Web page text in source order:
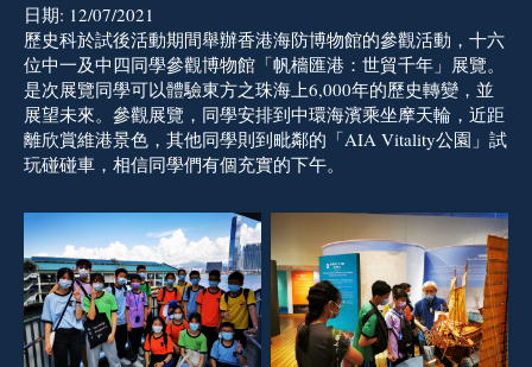
日期: 12/07/2021
歷史科於試後活動期間舉辦香港海防博物館的參觀活動，十六
位中一及中四同學參觀博物館「帆檣匯港：世貿千年」展覽。
是次展覽同學可以體驗東方之珠海上6,000年的歷史轉變，並
展望未來。參觀展覽，同學安排到中環海濱乘坐摩天輪，近距
離欣賞維港景色，其他同學則到毗鄰的「AIA Vitality公園」試
玩碰碰車，相信同學們有個充實的下午。